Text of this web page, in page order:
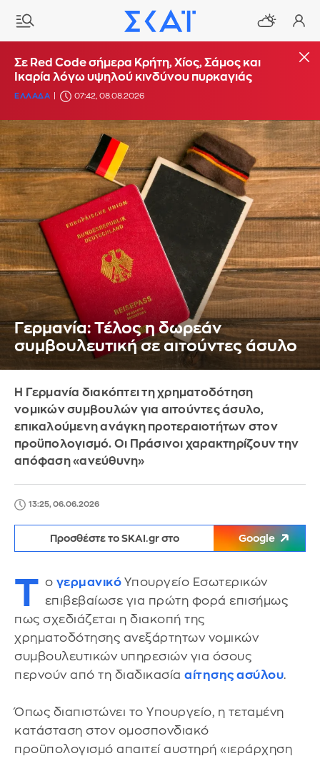
Σε Red Code σήμερα Κρήτη, Χίος, Σάμος και
Ικαρία λόγω υψηλού κινδύνου πυρκαγιάς
ΕΛΛΑΔΑ 07:42, 08.08.2026
Γερμανία: Τέλος η δωρεάν
συμβουλευτική σε αιτούντες άσυλο
Η Γερμανία διακόπτει τη χρηματοδότηση
νομικών συμβουλών για αιτούντες άσυλο,
επικαλούμενη ανάγκη προτεραιοτήτων στον
προϋπολογισμό. Οι Πράσινοι χαρακτηρίζουν την
απόφαση «ανεύθυνη»
13:25, 06.06.2026
Προσθέστε το SKAI.gr στο Google
Τ ο γερμανικό Υπουργείο Εσωτερικών
επιβεβαίωσε για πρώτη φορά επισήμως
πως σχεδιάζεται η διακοπή της
χρηματοδότησης ανεξάρτητων νομικών
συμβουλευτικών υπηρεσιών για όσους
περνούν από τη διαδικασία αίτησης ασύλου.
Όπως διαπιστώνει το Υπουργείο, η τεταμένη
κατάσταση στον ομοσπονδιακό
προϋπολογισμό απαιτεί αυστηρή «ιεράρχηση